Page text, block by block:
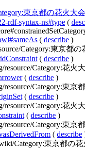
東京都の花火大会
rdf-syntax-ns#type (
( describe )
Category:東京都
( describe )
resource/Category:花火
( describe )
resource/Category:東京
( describe )
resource/Category:花火
( describe )
resource/Category:東京都
( describe
Category:東京都の